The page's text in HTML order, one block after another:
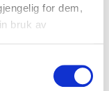
for dem,
bruk av
og vil levere i
og egen